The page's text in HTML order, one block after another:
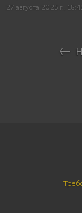
27 августа 2025 г.,
←